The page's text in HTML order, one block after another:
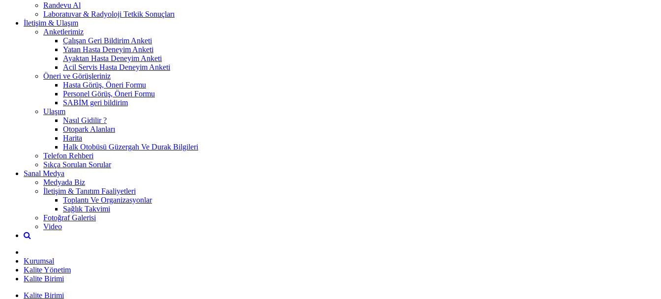
Randevu Al
Laboratuvar & Radyoloji Tetkik Sonuçları
İletişim & Ulaşım
Anketlerimiz
Çalışan Geri Bildirim Anketi
Yatan Hasta Deneyim Anketi
Ayaktan Hasta Deneyim Anketi
Acil Servis Hasta Deneyim Anketi
Öneri ve Görüşleriniz
Hasta Görüş, Öneri Formu
Personel Görüş, Öneri Formu
SABİM geri bildirim
Ulaşım
Nasıl Gidilir ?
Otopark Alanları
Harita
Halk Otobüsü Güzergah Ve Durak Bilgileri
Telefon Rehberi
Sıkça Sorulan Sorular
Sanal Medya
Medyada Biz
İletişim & Tanıtım Faaliyetleri
Toplantı Ve Organizasyonlar
Sağlık Takvimi
Fotoğraf Galerisi
Video
Kurumsal
Kalite Yönetim
Kalite Birimi
Kalite Birimi